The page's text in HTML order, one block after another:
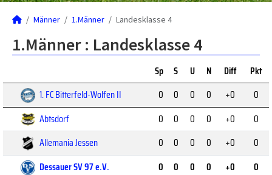
Männer 1.Männer Landesklasse 4
1.Männer : Landesklasse 4
Sp S U N Diff
Pkt
1. FC Bitterfeld-Wolfen II
0 0 0 0 +0
0
Abtsdorf
0 0 0 0 +0
0
Allemania Jessen
0 0 0 0 +0
0
Dessauer SV 97 e.V.
0 0 0 0 +0
0